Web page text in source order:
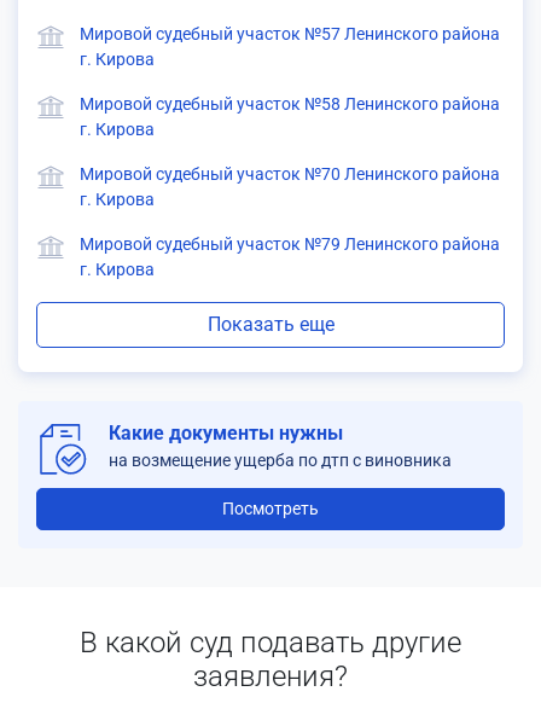
Мировой судебный участок №57 Ленинского района
г. Кирова
Мировой судебный участок №58 Ленинского района
г. Кирова
Мировой судебный участок №70 Ленинского района
г. Кирова
Мировой судебный участок №79 Ленинского района
г. Кирова
Показать еще
Какие документы нужны
на возмещение ущерба по дтп с виновника
Посмотреть
В какой суд подавать другие
заявления?